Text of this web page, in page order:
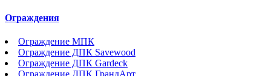
Ограждения
Ограждение МПК
Ограждение ДПК Savewood
Ограждение ДПК Gardeck